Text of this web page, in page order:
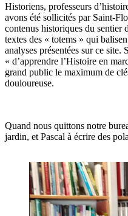
Historiens, professeurs
avons été sollicités par Saint-
contenus historiques du sentier
textes des « totems » qui
analyses présentées sur ce site.
« d’apprendre l’Histoire en
grand public le maximum de
douloureuse.
Quand nous quittons notre
jardin, et Pascal à écrire des